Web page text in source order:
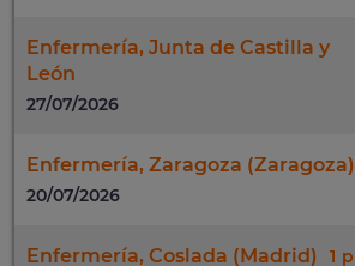
Enfermería, Junta de Castilla y
León
27/07/2026
Enfermería, Zaragoza (Zaragoza)
20/07/2026
Enfermería, Coslada (Madrid)
1